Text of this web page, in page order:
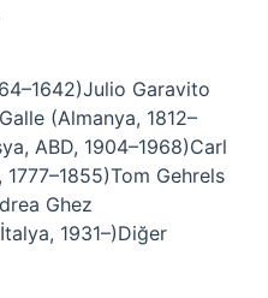
Garavito
(Almanya, 1812–
ABD, 1904–1968)Carl
Gehrels
Ghez
1931–)Diğer